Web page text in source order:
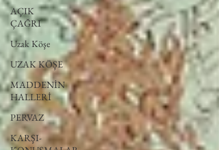
AÇIK
ÇAĞRI
Uzak Köşe
UZAK KÖŞE
MADDENİN
HALLERİ
PERVAZ
KARŞI-